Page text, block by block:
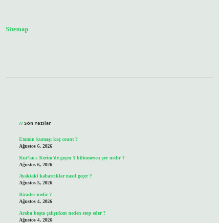
Sitemap
Son Yazılar
Etamin kumaşı kaç count ?
Ağustos 6, 2026
Kur’an-ı Kerim’de geçen 5 bilinmeyen şey nedir ?
Ağustos 6, 2026
Ayaktaki kabarcıklar nasıl geçer ?
Ağustos 5, 2026
Birader nedir ?
Ağustos 4, 2026
Araba boşta çalışırken neden stop eder ?
Ağustos 4, 2026